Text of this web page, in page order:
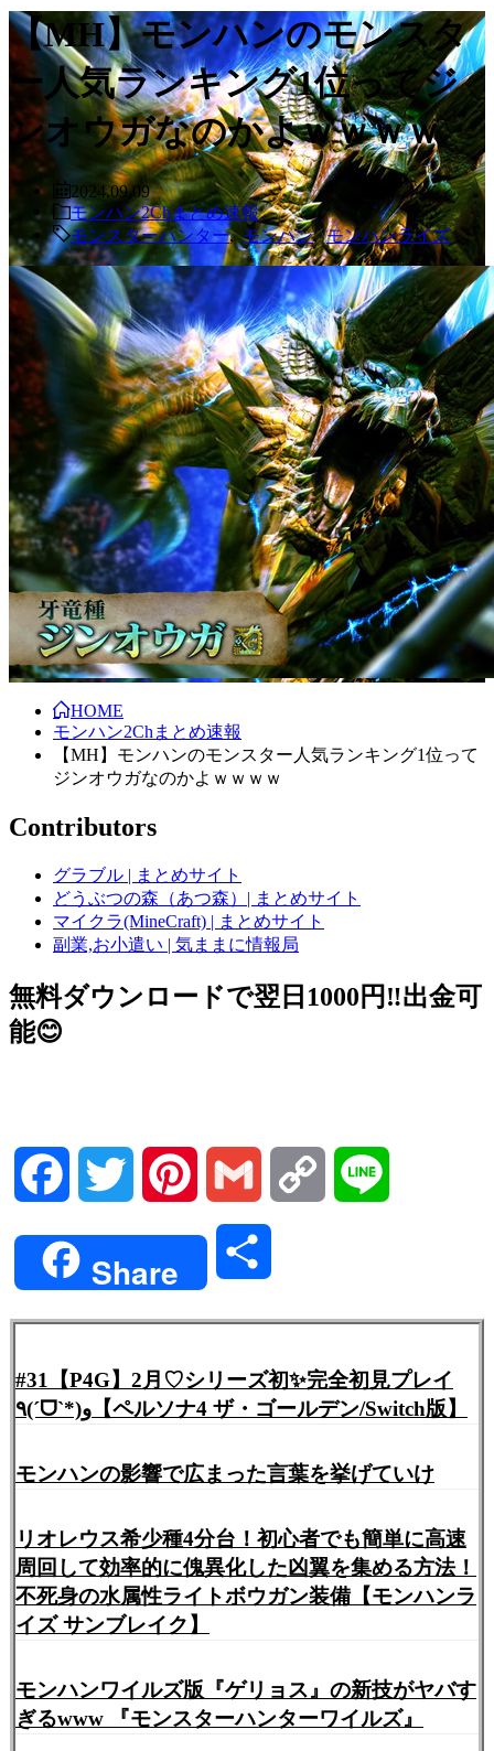
【MH】モンハンのモンスタ
ー人気ランキング1位ってジ
ンオウガなのかよｗｗｗｗ
2024.09.09
モンハン2Chまとめ速報
モンスターハンター,モンハン,モンハンライズ
HOME
モンハン2Chまとめ速報
【MH】モンハンのモンスター人気ランキング1位って
ジンオウガなのかよｗｗｗｗ
Contributors
グラブル | まとめサイト
どうぶつの森（あつ森）| まとめサイト
マイクラ(MineCraft) | まとめサイト
副業,お小遣い | 気ままに情報局
無料ダウンロードで翌日1000円‼️出金可
能😊
Facebook Twitter Pinterest Gmail Copy
Share
#31【P4G】2月♡シリーズ初✨完全初見プレイ
٩(ˊᗜˋ*)و【ペルソナ4 ザ・ゴールデン/Switch版】
モンハンの影響で広まった言葉を挙げていけ
リオレウス希少種4分台！初心者でも簡単に高速
周回して効率的に傀異化した凶翼を集める方法！
不死身の水属性ライトボウガン装備【モンハンラ
イズ サンブレイク】
モンハンワイルズ版『ゲリョス』の新技がヤバす
ぎるwww 『モンスターハンターワイルズ』